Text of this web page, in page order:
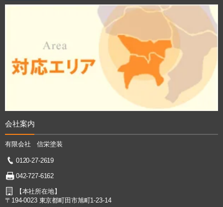
会社案内
有限会社 信栄塗装
0120-27-2619
042-727-6162
【本社所在地】
〒194-0023 東京都町田市旭町1-23-14